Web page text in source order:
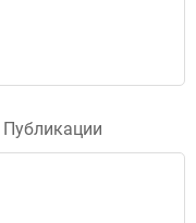
Публикации